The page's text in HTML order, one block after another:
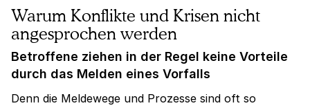
Warum Konflikte und Krisen nicht
angesprochen werden
Betroffene ziehen in der Regel keine Vorteile
durch das Melden eines Vorfalls
Denn die Meldewege und Prozesse sind oft so